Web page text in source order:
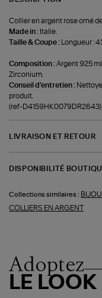
Collier en argent rose orné
Made in : Italie.
Taille & Coupe : Longueur :
Composition :Argent 925
Zirconium.
Conseil d'entretien :
produit.
(ref-D4159HK0079DR2643)
LIVRAISON ET RETOUR
DISPONIBILITÉ
Collections similaires :
COLLIERS EN ARGENT
Adoptez
LE LOOK